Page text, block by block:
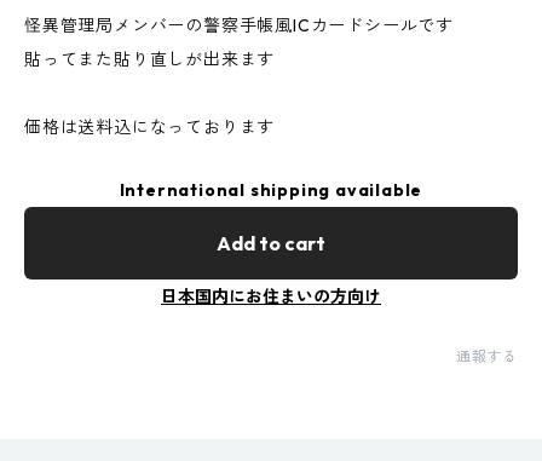
怪異管理局メンバーの警察手帳風ICカードシールです
貼ってまた貼り直しが出来ます
価格は送料込になっております
International shipping available
Add to cart
日本国内にお住まいの方向け
通報する